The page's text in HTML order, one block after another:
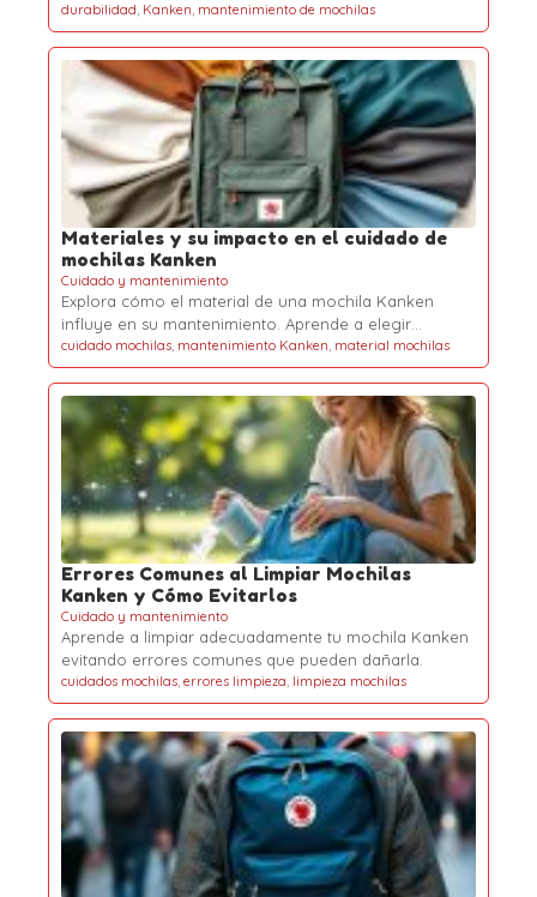
durabilidad, Kanken, mantenimiento de mochilas
Materiales y su impacto en el cuidado de
mochilas Kanken
Cuidado y mantenimiento
Explora cómo el material de una mochila Kanken
influye en su mantenimiento. Aprende a elegir…
cuidado mochilas, mantenimiento Kanken, material mochilas
Errores Comunes al Limpiar Mochilas
Kanken y Cómo Evitarlos
Cuidado y mantenimiento
Aprende a limpiar adecuadamente tu mochila Kanken
evitando errores comunes que pueden dañarla.
cuidados mochilas, errores limpieza, limpieza mochilas